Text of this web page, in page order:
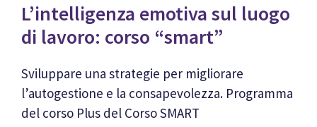
L’intelligenza emotiva sul luogo
di lavoro: corso “smart”
Sviluppare una strategie per migliorare
l’autogestione e la consapevolezza. Programma
del corso Plus del Corso SMART